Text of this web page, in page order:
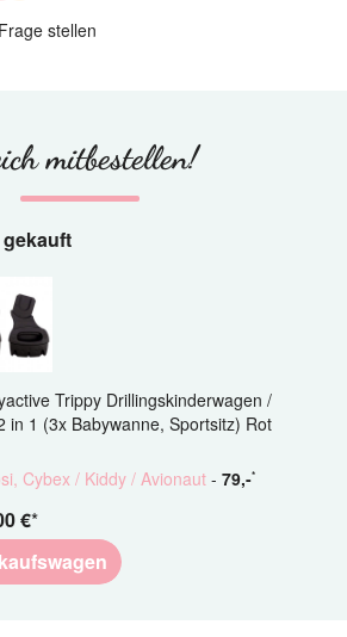
Frage stellen
mitbestellen!
Trippy Drillingskinderwagen /
in 1 (3x Babywanne, Sportsitz) Rot
Cybex / Kiddy / Avionaut - 79,-*
€*